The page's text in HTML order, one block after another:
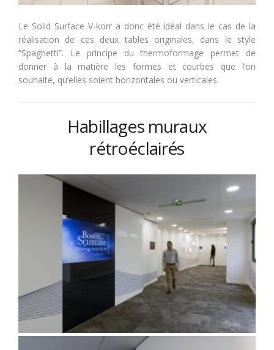
Le Solid Surface V-korr a donc été idéal dans le cas de la
réalisation de ces deux tables originales, dans le style
“Spaghetti”. Le principe du thermoformage permet de
donner à la matière les formes et courbes que l’on
souhaite, qu’elles soient horizontales ou verticales.
Habillages muraux
rétroéclairés